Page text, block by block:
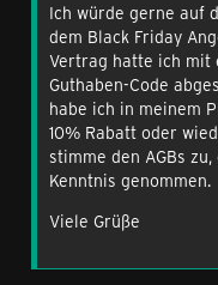
Ich würde gerne auf
dem Black Friday
Vertrag hatte ich mit
Guthaben-Code
habe ich in meinem
10% Rabatt oder
stimme den AGBs
Kenntnis genommen.
Viele Grüße